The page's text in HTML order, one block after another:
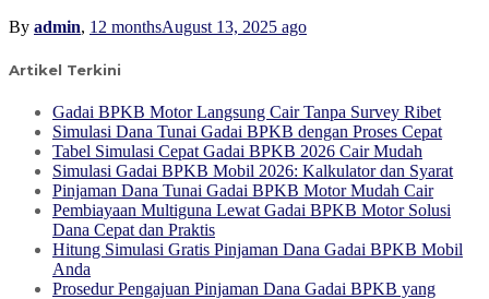
By admin, 12 monthsAugust 13, 2025 ago
Artikel Terkini
Gadai BPKB Motor Langsung Cair Tanpa Survey Ribet
Simulasi Dana Tunai Gadai BPKB dengan Proses Cepat
Tabel Simulasi Cepat Gadai BPKB 2026 Cair Mudah
Simulasi Gadai BPKB Mobil 2026: Kalkulator dan Syarat
Pinjaman Dana Tunai Gadai BPKB Motor Mudah Cair
Pembiayaan Multiguna Lewat Gadai BPKB Motor Solusi
Dana Cepat dan Praktis
Hitung Simulasi Gratis Pinjaman Dana Gadai BPKB Mobil
Anda
Prosedur Pengajuan Pinjaman Dana Gadai BPKB yang